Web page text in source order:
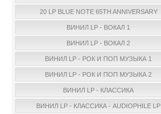
20 LP BLUE NOTE 65TH ANNIVERSARY
ВИНИЛ LP - ВОКАЛ 1
ВИНИЛ LP - ВОКАЛ 2
ВИНИЛ LP - РОК И ПОП МУЗЫКА 1
ВИНИЛ LP - РОК И ПОП МУЗЫКА 2
ВИНИЛ LP - КЛАССИКА
ВИНИЛ LP - КЛАССИКА - AUDIOPHILE LP